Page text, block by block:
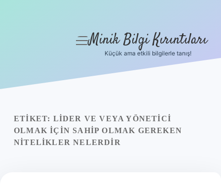
Yasal Uyarı
Hakkımızda
menüyü
Minik Bilgi Kırıntıları
Küçük ama etkili bilgilerle tanış!
ETIKET: LIDER VE VEYA YÖNETICI
OLMAK IÇIN SAHIP OLMAK GEREKEN
NITELIKLER NELERDIR